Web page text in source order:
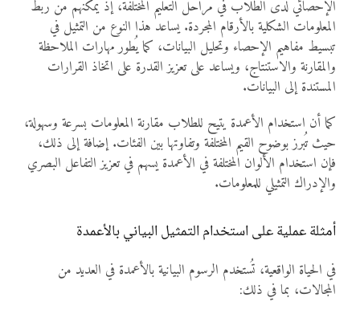
الإحصائي لدى الطلاب في مراحل التعليم المختلفة، إذ يُمكنهم من ربط
المعلومات الشكلية بالأرقام المجردة. يساعد هذا النوع من التمثيل في
تبسيط مفاهيم الإحصاء وتحليل البيانات، كما يُطور مهارات الملاحظة
والمقارنة والاستنتاج، ويساعد على تعزيز القدرة على اتخاذ القرارات
المستندة إلى البيانات.
كما أن استخدام الأعمدة يتيح للطلاب مقارنة المعلومات بسرعة وسهولة،
حيث تُبرز بوضوح القيم المختلفة وتفاوتها بين الفئات. إضافة إلى ذلك،
فإن استخدام الألوان المختلفة في الأعمدة يسهم في تعزيز التفاعل البصري
والإدراك التمثيلي للمعلومات.
أمثلة عملية على استخدام التمثيل البياني بالأعمدة
في الحياة الواقعية، تُستخدم الرسوم البيانية بالأعمدة في العديد من
المجالات، بما في ذلك: